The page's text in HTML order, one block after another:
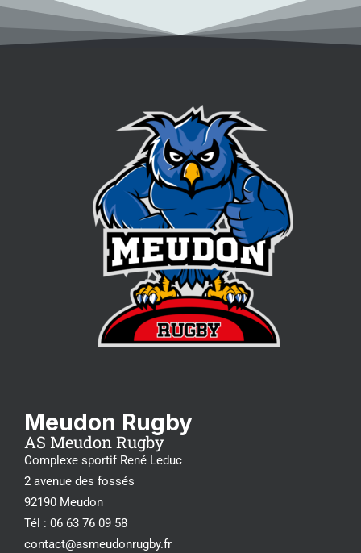
Meudon Rugby
AS Meudon Rugby
Complexe sportif René Leduc
2 avenue des fossés
92190 Meudon
Tél : 06 63 76 09 58
contact@asmeudonrugby.fr